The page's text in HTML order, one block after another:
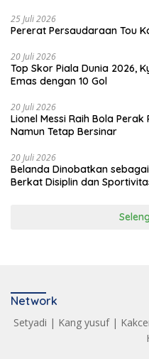
25 Juli 2026
Pererat Persaudaraan Tou
20 Juli 2026
Top Skor Piala Dunia 2026,
Emas dengan 10 Gol
20 Juli 2026
Lionel Messi Raih Bola
Namun Tetap Bersinar
20 Juli 2026
Belanda Dinobatkan
Berkat Disiplin dan
Network
Setyadi | Kang yusuf|